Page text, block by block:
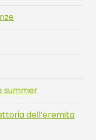
summer
dell’eremita